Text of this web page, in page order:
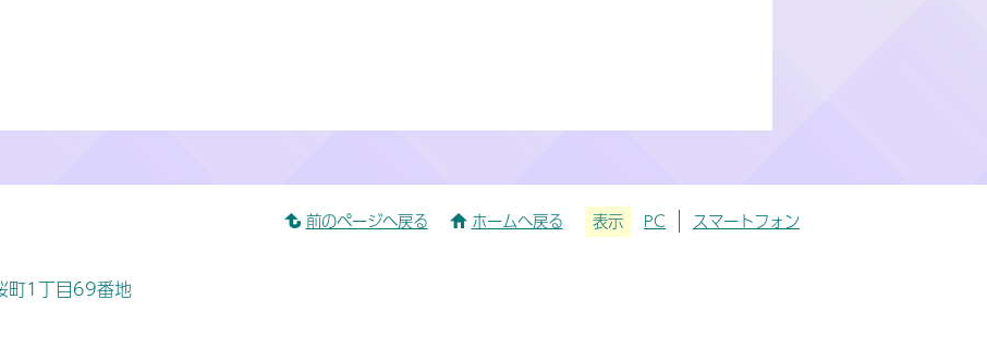
前のページへ戻る ホームへ戻る 表示 PC スマートフォン
1丁目69番地